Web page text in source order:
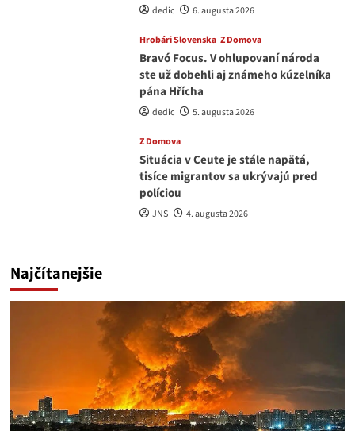
dedic 6. augusta 2026
Hrobári Slovenska Z Domova
Bravó Focus. V ohlupovaní národa
ste už dobehli aj známeho kúzelníka
pána Hřícha
dedic 5. augusta 2026
Z Domova
Situácia v Ceute je stále napätá,
tisíce migrantov sa ukrývajú pred
políciou
JNS 4. augusta 2026
Najčítanejšie